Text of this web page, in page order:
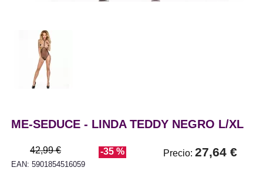
ME-SEDUCE - LINDA TEDDY NEGRO L/XL
Precio:27,64 €
-35 %
42,99 €
EAN: 5901854516059